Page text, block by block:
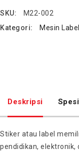
SKU:
M22-002
Kategori:
Mesin
Deskripsi
Stiker atau label
pendidikan, elektronik,